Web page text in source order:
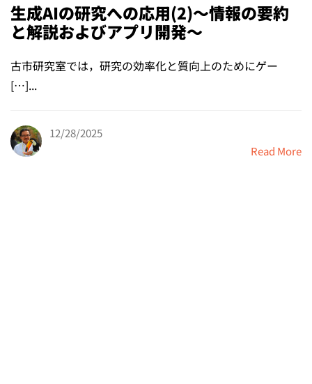
生成AIの研究への応用(2)〜情報の要約
と解説およびアプリ開発〜
古市研究室では，研究の効率化と質向上のためにゲー
[…]...
12/28/2025
Read More